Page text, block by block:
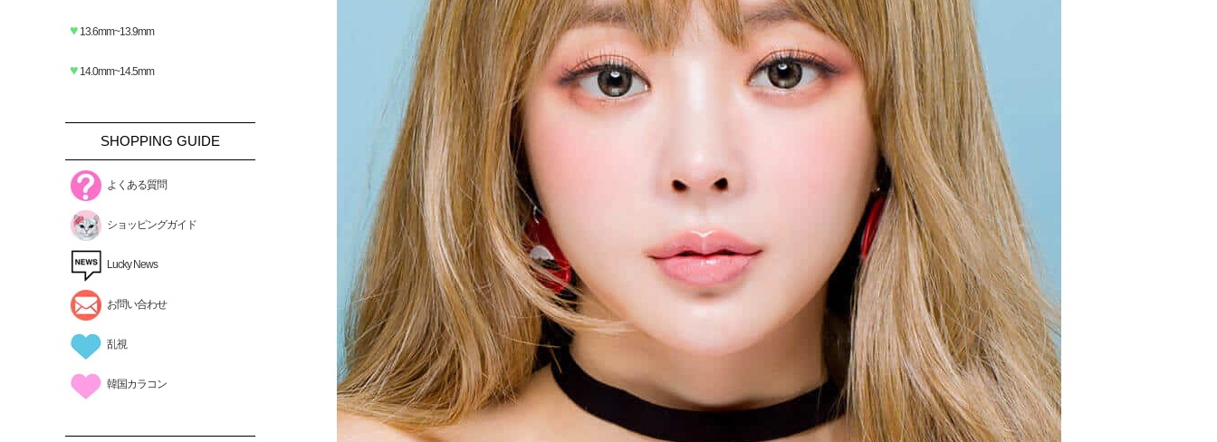
♥ 13.6mm~13.9mm
♥ 14.0mm~14.5mm
SHOPPING GUIDE
よくある質問
ショッピングガイド
Lucky News
お問い合わせ
乱視
韓国カラコン